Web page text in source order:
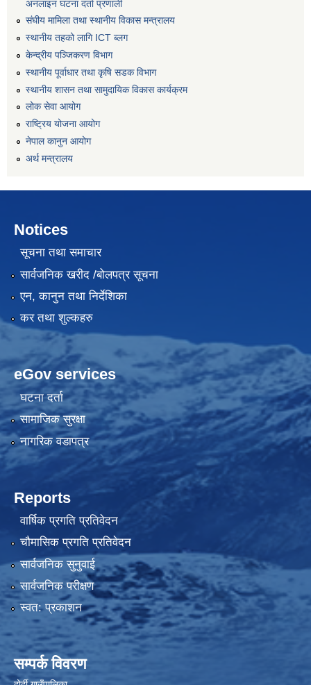
अनलाइन घटना दर्ता प्रणाली
संघीय मामिला तथा स्थानीय विकास मन्त्रालय
स्थानीय तहको लागि ICT ब्लग
केन्द्रीय पञ्जिकरण विभाग
स्थानीय पूर्वाधार तथा कृषि सडक विभाग
स्थानीय शासन तथा सामुदायिक विकास कार्यक्रम
लोक सेवा आयोग
राष्ट्रिय योजना आयोग
नेपाल कानुन आयोग
अर्थ मन्त्रालय
Notices
सूचना तथा समाचार
सार्वजनिक खरीद /बोलपत्र सूचना
एन, कानुन तथा निर्देशिका
कर तथा शुल्कहरु
eGov services
घटना दर्ता
सामाजिक सुरक्षा
नागरिक वडापत्र
Reports
वार्षिक प्रगति प्रतिवेदन
चौमासिक प्रगति प्रतिवेदन
सार्वजनिक सुनुवाई
सार्वजनिक परीक्षण
स्वत: प्रकाशन
सम्पर्क विवरण